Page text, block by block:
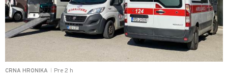
CRNA HRONIKA Pre 2 h